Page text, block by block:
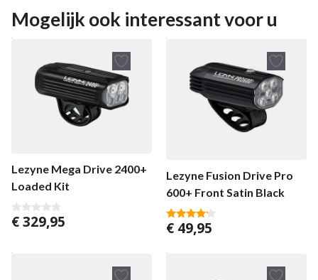
Mogelijk ook interessant voor u
Lezyne Mega Drive 2400+
Loaded Kit
0
v
€329,95
Lezyne Fusion Drive Pro
600+ Front Satin Black
4.00
van 5
€ 49,95